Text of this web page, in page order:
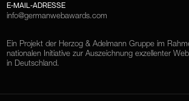
E-MAIL-ADRESSE
info@germanwebawards.com
Ein Projekt der Herzog & Adelmann Gruppe im
nationalen Initiative zur Auszeichnung exzellenter
in Deutschland.